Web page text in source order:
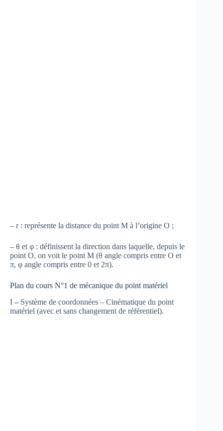
– r : représente la distance du point M à l’origine O ;
– θ et φ : définissent la direction dans laquelle, depuis le
point O, on voit le point M (θ angle compris entre O et
π, φ angle compris entre 0 et 2π).
Plan du cours N°1 de mécanique du point matériel
I – Système de coordonnées – Cinématique du point
matériel (avec et sans changement de référentiel).